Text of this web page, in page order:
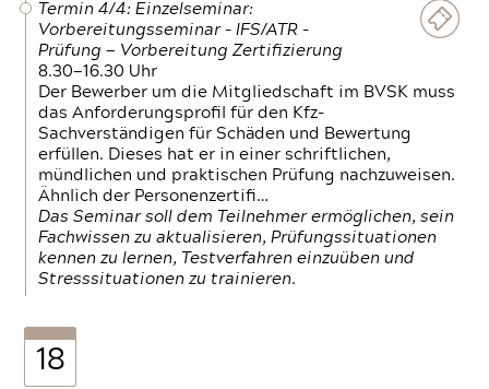
Termin 4/4: Einzelseminar:
Vorbereitungsseminar - IFS/ATR -
Prüfung — Vorbereitung Zertifizierung
8.30—16.30 Uhr
Der Bewerber um die Mitgliedschaft im BVSK muss
das Anforderungsprofil für den Kfz-
Sachverständigen für Schäden und Bewertung
erfüllen. Dieses hat er in einer schriftlichen,
mündlichen und praktischen Prüfung nachzuweisen.
Ähnlich der Personenzertifi…
Das Seminar soll dem Teilnehmer ermöglichen, sein
Fachwissen zu aktualisieren, Prüfungssituationen
kennen zu lernen, Testverfahren einzuüben und
Stresssituationen zu trainieren.
18